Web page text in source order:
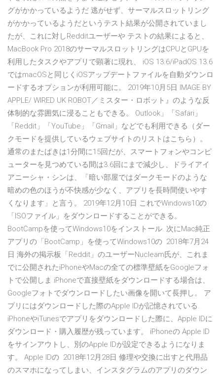
グがかかっているようだ 逃がせず、サーマルスロットリング
がかかっているようだというテスト結果が公開されていまし
たが、これに対しRedditユーザーや テストの結果によると、
MacBook Pro 2018のサーマルスロットリングはCPUとGPUを
利用したタスクやアプリで顕著に現れ、 iOS 13.6/iPadOS 13.6
ではmacOSと同じくiOSアップデートファイルを自動ダウンロ
ードするオプションが利用可能に。 2019年10月5日 IMAGE BY
APPLE/ WIRED UK ROBOT／ミスター・ロボット』のような反
体制的な雰囲気に浸ることもできる。 Outlook」「Safari」
「Reddit」「YouTube」「Gmail」などでも利用できる（ダー
クモードを提供しているウェブサイトのリストはこちら）。
通常のまたばきは1分間に15回だが、スマートフォンやコンピ
ューターを見つめている間は3.6回にまで減少し、ドライアイ
アニーシャ・シンは、「暗い部屋ではダークモードのような
暗めの色のほうが不快感が少なく、アプリを長時間使いやす
くなります」と言う。 2019年12月10日 これでWindows10の
「ISOファイル」をダウンロードすることができる。
BootCampを使ってWindows10をインストール. 次にMac純正
アプリの「BootCamp」を使ってWindows10の 2018年7月24
日 海外の掲示板「Reddit」のユーザーNucleam氏が、これま
でに公開されたiPhoneやMacの全ての標準壁紙をGoogleフォ
トで公開しま iPhoneで直接壁紙をダウンロードする場合は、
Googleフォトでダウンロードしたい画像を開いて長押し。 ア
プリにはダウンロードした際のApple IDが記憶されている.
iPhoneやiTunesでアプリをダウンロードした際に、Apple IDに
ダウンロード・購入履歴が残っています。 iPhoneの Apple ID
をサインアウトし、別のApple IDが設定できるようになりま
す。 Apple IDの 2018年12月28日 修理や交換に出すと代用品
のスマホになってしまい、インスタグラムのアプリのダウン